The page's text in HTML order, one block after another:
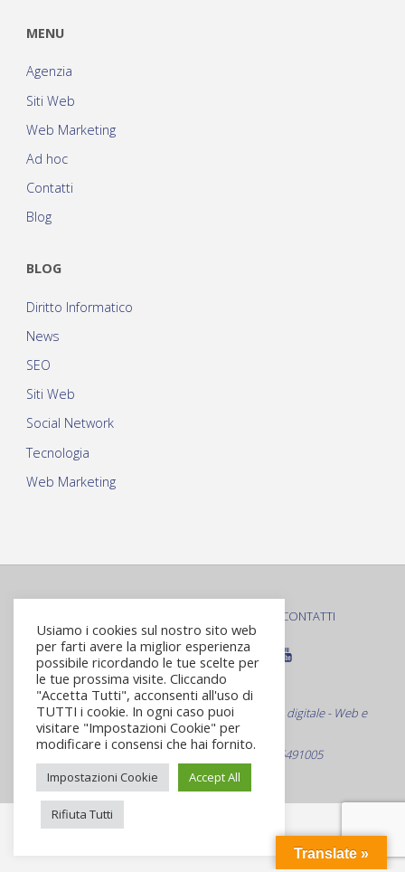
MENU
Agenzia
Siti Web
Web Marketing
Ad hoc
Contatti
Blog
BLOG
Diritto Informatico
News
SEO
Siti Web
Social Network
Tecnologia
Web Marketing
CONTATTI
© Roma Virtuale S.r.L.
Web Agency Specializzata nella comunicazione digitale - Web e
non solo
Via Bevagna 21 - Roma C.F./P.Iva 09916491005
Usiamo i cookies sul nostro sito web
per farti avere la miglior esperienza
possibile ricordando le tue scelte per
le tue prossima visite. Cliccando
"Accetta Tutti", acconsenti all'uso di
TUTTI i cookie. In ogni caso puoi
visitare "Impostazioni Cookie" per
modificare i consensi che hai fornito.
Impostazioni Cookie Accept All
Rifiuta Tutti
Translate »